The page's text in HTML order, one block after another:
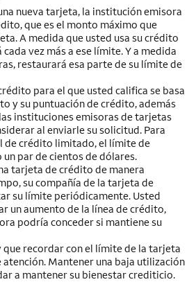
nueva tarjeta, la institución emisora
que es el monto máximo que
A medida que usted usa su crédito
vez más a ese límite. Y a medida
restaurará esa parte de su límite de
para el que usted califica se basa
y su puntuación de crédito, además
instituciones emisoras de tarjetas
al enviarle su solicitud. Para
de crédito limitado, el límite de
par de cientos de dólares.
tarjeta de crédito de manera
su compañía de la tarjeta de
su límite periódicamente. Usted
un aumento de la línea de crédito,
podría conceder si mantiene su
recordar con el límite de la tarjeta
Mantener una baja utilización
a mantener su bienestar crediticio.